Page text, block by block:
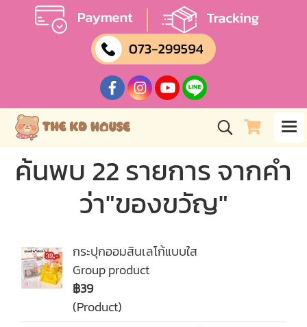
ค้นพบ 22 รายการ จากคำ
ว่า"ของขวัญ"
กระปุกออมสินเลโก้แบบใส
Group product
฿39
(Product)